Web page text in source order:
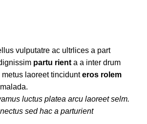
vulputatre ac ultrlices a part
partu rient a a inter drum
laoreet tincidunteros rolem
luctus platea arcu laoreet selm.
sed hac a parturient